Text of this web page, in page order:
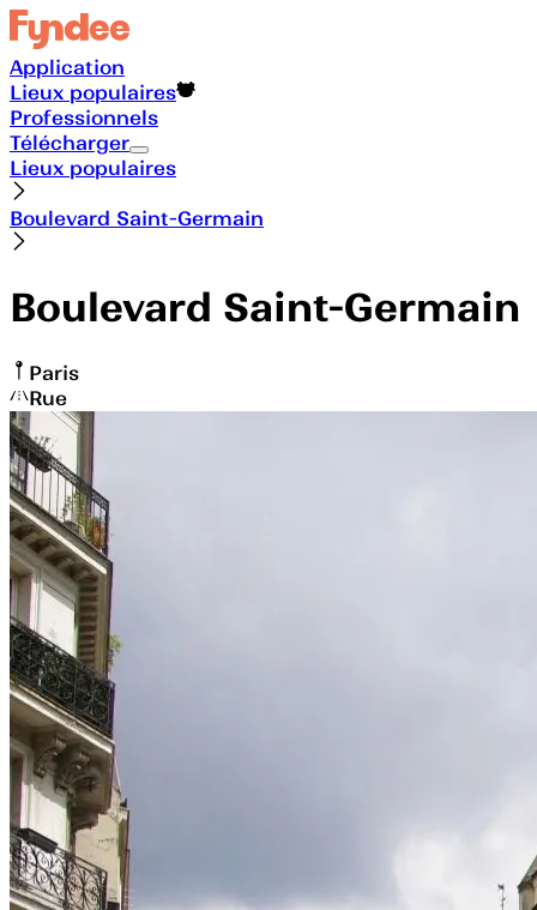
Application
Lieux populaires
Professionnels
Télécharger
Lieux populaires
Boulevard Saint-Germain
Boulevard Saint-Germain
Paris
Rue